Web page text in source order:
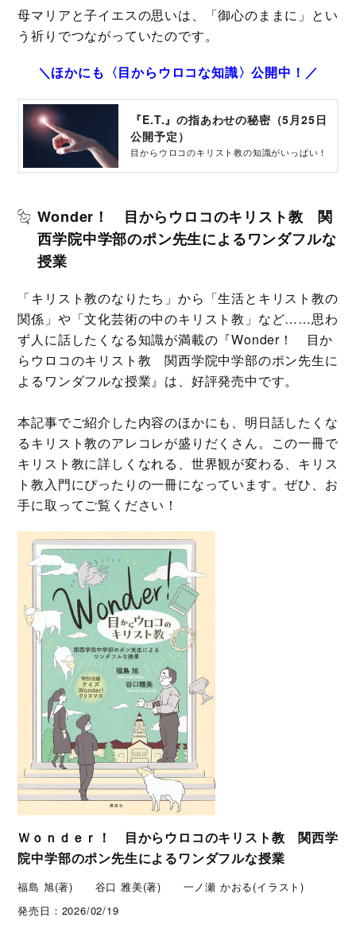
母マリアと子イエスの思いは、「御心のままに」とい
う祈りでつながっていたのです。
＼ほかにも〈目からウロコな知識〉公開中！／
『E.T.』の指あわせの秘密（5月25日
公開予定）
目からウロコのキリスト教の知識がいっぱい！
Wonder！ 目からウロコのキリスト教 関
西学院中学部のポン先生によるワンダフルな
授業
「キリスト教のなりたち」から「生活とキリスト教の
関係」や「文化芸術の中のキリスト教」など……思わ
ず人に話したくなる知識が満載の『Wonder！ 目か
らウロコのキリスト教 関西学院中学部のポン先生に
よるワンダフルな授業』は、好評発売中です。
本記事でご紹介した内容のほかにも、明日話したくな
るキリスト教のアレコレが盛りだくさん。この一冊で
キリスト教に詳しくなれる、世界観が変わる、キリス
ト教入門にぴったりの一冊になっています。ぜひ、お
手に取ってご覧ください！
Ｗｏｎｄｅｒ！ 目からウロコのキリスト教 関西学
院中学部のポン先生によるワンダフルな授業
福島 旭(著) 谷口 雅美(著) 一ノ瀬 かおる(イラスト)
発売日： 2026/02/19